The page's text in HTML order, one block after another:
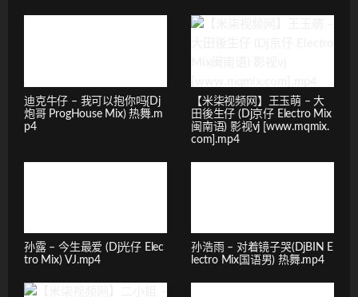
迪克牛仔 – 我可以抱你吗{Dj
炮哥 ProgHouse Mix) 热舞.m
p4
【米柒视频网】王玉萌 – 大
田後生仔 (Dj京仔 Electro Mix
闽南语) 影视vj [www.mqmix.
com].mp4
孙露 – 今生最爱 (Dj光仔 Elec
tro Mix) VJ.mp4
孙浩雨 – 对着镜子哭(DjBIN E
lectro Mix国语男) 热舞.mp4